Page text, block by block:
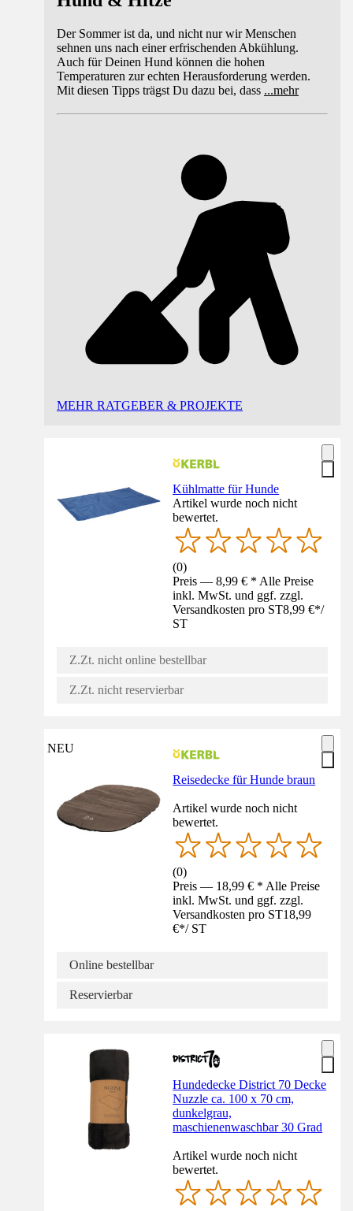
Der Sommer ist da, und nicht nur wir Menschen
sehnen uns nach einer erfrischenden Abkühlung.
Auch für Deinen Hund können die hohen
Temperaturen zur echten Herausforderung werden.
Mit diesen Tipps trägst Du dazu bei, dass ...mehr
MEHR RATGEBER & PROJEKTE
Kühlmatte für Hunde
Artikel wurde noch nicht
bewertet.
(0)
Preis — 8,99 € * Alle Preise
inkl. MwSt. und ggf. zzgl.
Versandkosten pro ST8,99 €*/
ST
Z.Zt. nicht online bestellbar
Z.Zt. nicht reservierbar
NEU
Reisedecke für Hunde braun
Artikel wurde noch nicht
bewertet.
(0)
Preis — 18,99 € * Alle Preise
inkl. MwSt. und ggf. zzgl.
Versandkosten pro ST18,99
€*/ ST
Online bestellbar
Reservierbar
Hundedecke District 70 Decke
Nuzzle ca. 100 x 70 cm,
dunkelgrau,
maschienenwaschbar 30 Grad
Artikel wurde noch nicht
bewertet.